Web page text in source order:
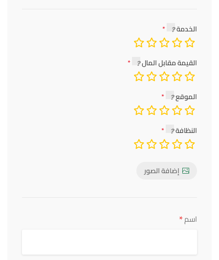
الخدمة
القيمة مقابل المال
الموقع
النظافة
إضافة الصور
اسم*